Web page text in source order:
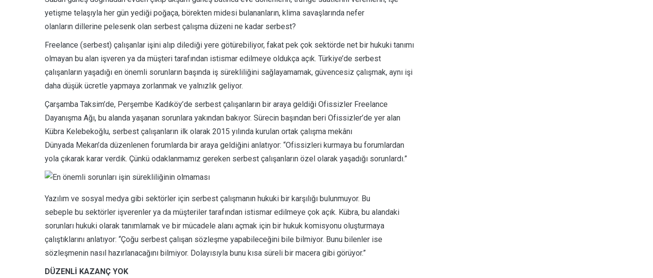
yetişme telaşıyla her gün yediği poğaça, börekten midesi bulananların, klima savaşlarında nefer
olanların dillerine pelesenk olan serbest çalışma düzeni ne kadar serbest?
Freelance (serbest) çalışanlar işini alıp dilediği yere götürebiliyor, fakat pek çok sektörde net bir hukuki tanımı
olmayan bu alan işveren ya da müşteri tarafından istismar edilmeye oldukça açık. Türkiye’de serbest
çalışanların yaşadığı en önemli sorunların başında iş sürekliliğini sağlayamamak, güvencesiz çalışmak, aynı işi
daha düşük ücretle yapmaya zorlanmak ve yalnızlık geliyor.
Çarşamba Taksim’de, Perşembe Kadıköy’de serbest çalışanların bir araya geldiği Ofissizler Freelance
Dayanışma Ağı, bu alanda yaşanan sorunlara yakından bakıyor. Sürecin başından beri Ofissizler’de yer alan
Kübra Kelebekoğlu, serbest çalışanların ilk olarak 2015 yılında kurulan ortak çalışma mekânı
Dünyada Mekan’da düzenlenen forumlarda bir araya geldiğini anlatıyor: “Ofissizleri kurmaya bu forumlardan
yola çıkarak karar verdik. Çünkü odaklanmamız gereken serbest çalışanların özel olarak yaşadığı sorunlardı.”
Yazılım ve sosyal medya gibi sektörler için serbest çalışmanın hukuki bir karşılığı bulunmuyor. Bu
sebeple bu sektörler işverenler ya da müşteriler tarafından istismar edilmeye çok açık. Kübra, bu alandaki
sorunları hukuki olarak tanımlamak ve bir mücadele alanı açmak için bir hukuk komisyonu oluşturmaya
çalıştıklarını anlatıyor: “Çoğu serbest çalışan sözleşme yapabileceğini bile bilmiyor. Bunu bilenler ise
sözleşmenin nasıl hazırlanacağını bilmiyor. Dolayısıyla bunu kısa süreli bir macera gibi görüyor.”
DÜZENLİ KAZANÇ YOK